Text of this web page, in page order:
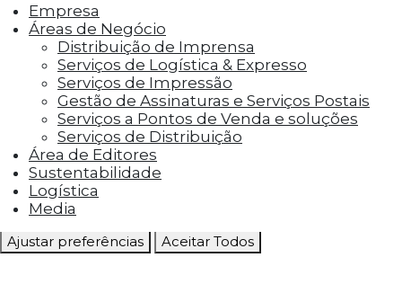
funcionalidades, como compartilhar o
conteúdo do site em plataformas de social
media, coletar feedbacks e outros recursos de
terceiros.
Cookies Marketing
Os cookies de marketing são usados para
entregar aos visitantes anúncios
personalizados com base nas páginas que eles
visitaram antes e analisar a eficácia da
campanha publicitária.
Ajustar preferências Aceitar Todos
Empresa
Áreas de Negócio
Distribuição de Imprensa
Serviços de Logística & Expresso
Serviços de Impressão
Gestão de Assinaturas e Serviços Postais
Serviços a Pontos de Venda e soluções
Serviços de Distribuição
Área de Editores
Sustentabilidade
Logística
Media